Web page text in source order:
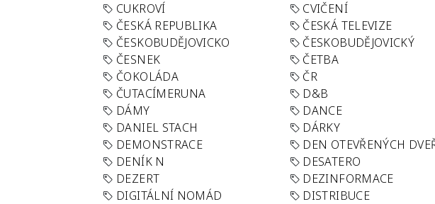
CUKROVÍ
CVIČENÍ
ČESKÁ REPUBLIKA
ČESKÁ TELEVIZE
ČESKOBUDĚJOVICKO
ČESKOBUDĚJOVICKÝ
ČESNEK
ČETBA
ČOKOLÁDA
ČR
ČUTACÍMERUNA
D&B
DÁMY
DANCE
DANIEL STACH
DÁRKY
DEMONSTRACE
DEN OTEVŘENÝCH
DENÍK N
DESATERO
DEZERT
DEZINFORMACE
DIGITÁLNÍ NOMÁD
DISTRIBUCE